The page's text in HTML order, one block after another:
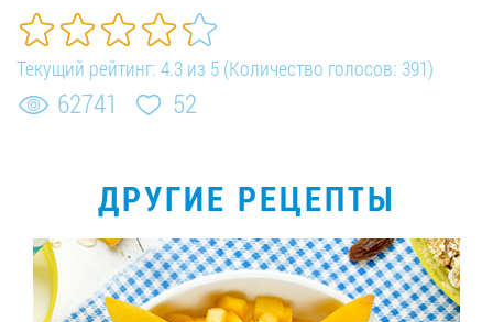
Текущий рейтинг: 4.3 из 5 (Количество голосов: 391)
62741 52
ДРУГИЕ РЕЦЕПТЫ